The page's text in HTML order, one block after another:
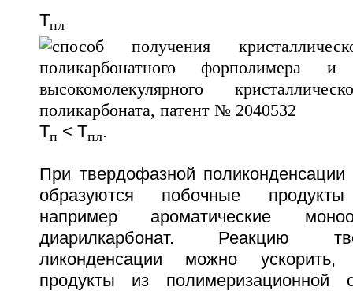
Тпл
Тп < Тпл.
При твердофазной
образуются побочные продукты
например ароматические
диарилкарбонат. Реакцию
ликонденсации можно
продукты из полимеризационной